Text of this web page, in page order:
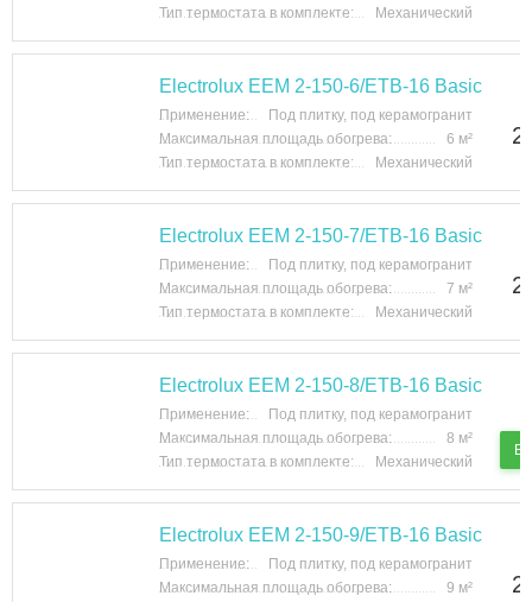
Тип термостата в комплекте:
Механический
Electrolux EEM 2-150-6/ETB-16 Basic
Применение:
Под плитку, под керамогранит
Максимальная площадь обогрева:
6 м²
Тип термостата в комплекте:
Механический
Electrolux EEM 2-150-7/ETB-16 Basic
Применение:
Под плитку, под керамогранит
Максимальная площадь обогрева:
7 м²
Тип термостата в комплекте:
Механический
Electrolux EEM 2-150-8/ETB-16 Basic
Применение:
Под плитку, под керамогранит
Максимальная площадь обогрева:
8 м²
Тип термостата в комплекте:
Механический
В
Electrolux EEM 2-150-9/ETB-16 Basic
Применение:
Под плитку, под керамогранит
Максимальная площадь обогрева:
9 м²